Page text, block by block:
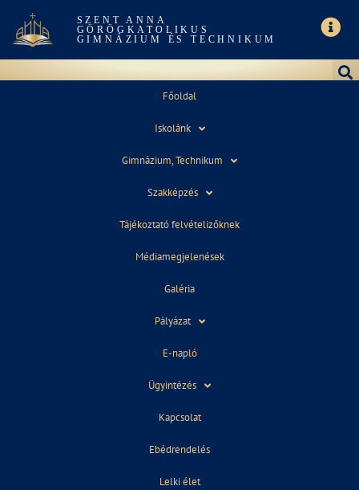
SZENT ANNA
GÖRÖGKATOLIKUS
GIMNÁZIUM ÉS TECHNIKUM
Főoldal
Iskolánk
Gimnázium, Technikum
Szakképzés
Tájékoztató felvételizőknek
Médiamegjelenések
Galéria
Pályázat
E-napló
Ügyintézés
Kapcsolat
Ebédrendelés
Lelki élet
NOVEMBER 4, 2021
osztály előadásával emlékeztünk. A műsorban részletek hangzottak el